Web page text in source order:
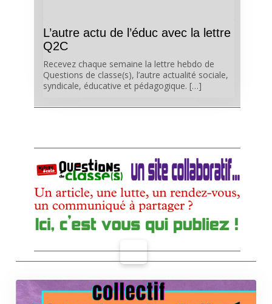
L’autre actu de l’éduc avec la lettre
Q2C
Recevez chaque semaine la lettre hebdo de
Questions de classe(s), l’autre actualité sociale,
syndicale, éducative et pédagogique. […]